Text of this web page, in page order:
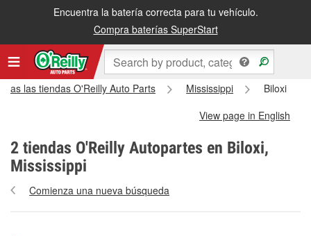
Encuentra la batería correcta para tu vehículo.
Compra baterías SuperStart
las tiendas O'Reilly Auto Parts Mississippi
Biloxi
View page in English
2 tiendas O'Reilly Autopartes en Biloxi,
Mississippi
Comienza una nueva búsqueda